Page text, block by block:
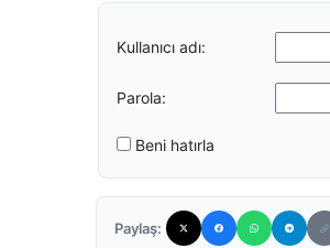
Kullanıcı adı:
Parola:
Beni hatırla
Paylaş: